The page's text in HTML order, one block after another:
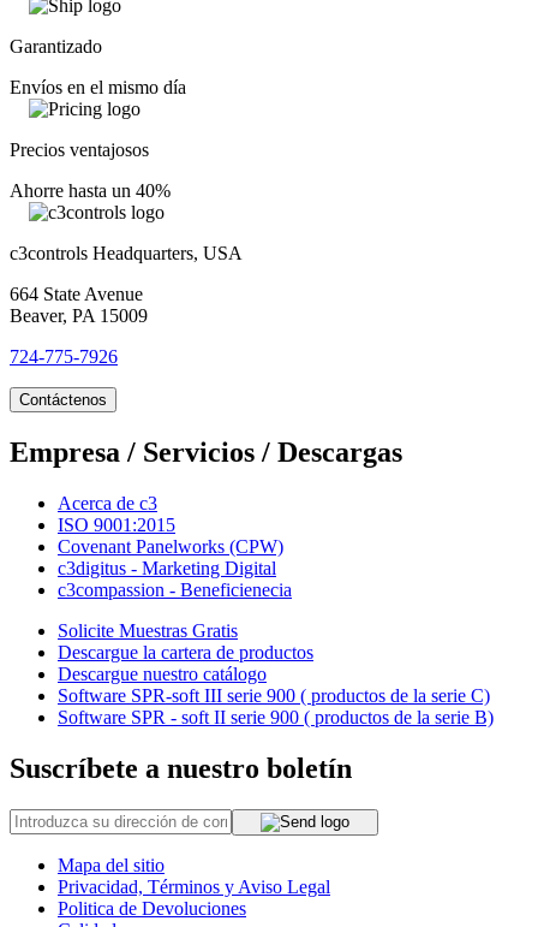
Garantizado
Envíos en el mismo día
Precios ventajosos
Ahorre hasta un 40%
c3controls Headquarters, USA
664 State Avenue
Beaver, PA 15009
724-775-7926
Contáctenos
Empresa / Servicios / Descargas
Acerca de c3
ISO 9001:2015
Covenant Panelworks (CPW)
c3digitus - Marketing Digital
c3compassion - Beneficienecia
Solicite Muestras Gratis
Descargue la cartera de productos
Descargue nuestro catálogo
Software SPR-soft III serie 900 ( productos de la serie C)
Software SPR - soft II serie 900 ( productos de la serie B)
Suscríbete a nuestro boletín
Mapa del sitio
Privacidad, Términos y Aviso Legal
Politica de Devoluciones